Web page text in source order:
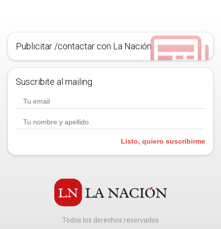
Publicitar /contactar con La Nación
Suscribite al mailing.
Listo, quiero suscribirme
Todos los derechos reservados